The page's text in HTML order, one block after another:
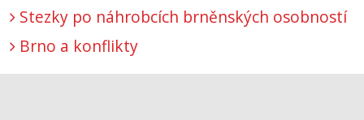
Stezky po náhrobcích brněnských osobností
Brno a konflikty